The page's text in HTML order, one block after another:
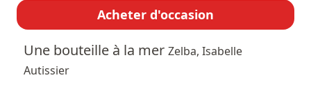
Acheter d'occasion
Une bouteille à la mer Zelba, Isabelle
Autissier